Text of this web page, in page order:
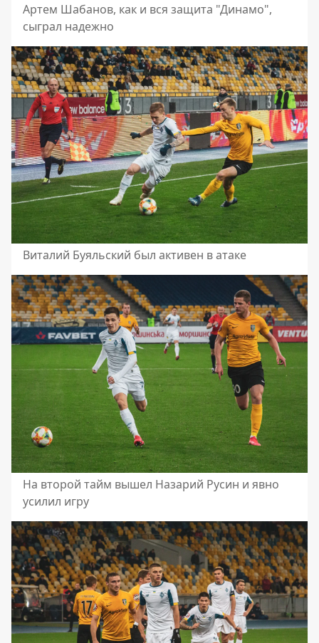
Артем Шабанов, как и вся защита "Динамо",
сыграл надежно
Виталий Буяльский был активен в атаке
На второй тайм вышел Назарий Русин и явно
усилил игру